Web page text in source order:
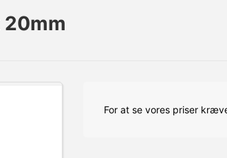
20mm
For at se vores priser